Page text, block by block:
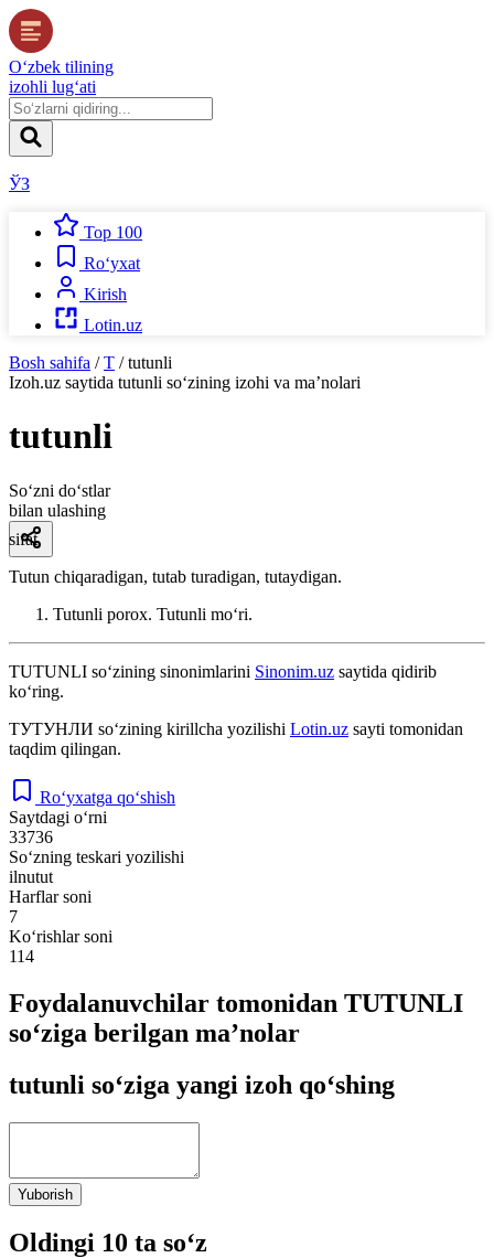
O‘zbek tilining
izohli lug‘ati
ЎЗ
Top 100
Ro‘yxat
Kirish
Lotin.uz
Bosh sahifa / T / tutunli
Izoh.uz saytida tutunli so‘zining izohi va ma’nolari
tutunli
So‘zni do‘stlar
bilan ulashing
sifat
Tutun chiqaradigan, tutab turadigan, tutaydigan.
Tutunli porox. Tutunli moʻri.
TUTUNLI so‘zining sinonimlarini Sinonim.uz saytida qidirib
ko‘ring.
ТУТУНЛИ so‘zining kirillcha yozilishi Lotin.uz sayti tomonidan
taqdim qilingan.
Ro‘yxatga qo‘shish
Saytdagi o‘rni
33736
So‘zning teskari yozilishi
ilnutut
Harflar soni
7
Ko‘rishlar soni
114
Foydalanuvchilar tomonidan TUTUNLI
so‘ziga berilgan ma’nolar
tutunli so‘ziga yangi izoh qo‘shing
Yuborish
Oldingi 10 ta so‘z